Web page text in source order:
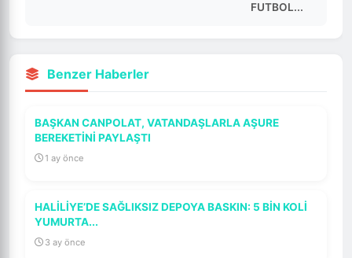
FUTBOL...
Benzer Haberler
BAŞKAN CANPOLAT, VATANDAŞLARLA AŞURE
BEREKETİNİ PAYLAŞTI
1 ay önce
HALİLİYE’DE SAĞLIKSIZ DEPOYA BASKIN: 5 BİN KOLİ
YUMURTA...
3 ay önce